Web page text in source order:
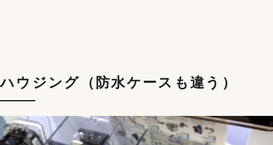
ハウジング（防水ケースも違う）